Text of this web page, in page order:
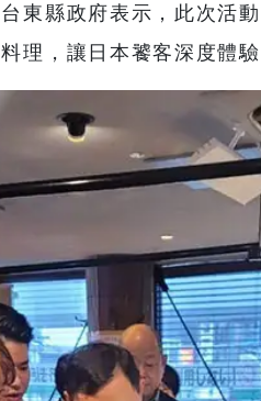
東縣政府表示，此次活
理，讓日本饕客深度體驗